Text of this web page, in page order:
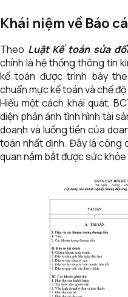
Khái niệm về Báo
Theo Luật Kế toán sửa
chính là hệ thống thông tin
kế toán được trình bày
chuẩn mực kế toán và chế độ
Hiểu một cách khái quát,
diện phản ánh tình hình tài
doanh và luồng tiền của
toán nhất định. Đây là công
quan nắm bắt được sức